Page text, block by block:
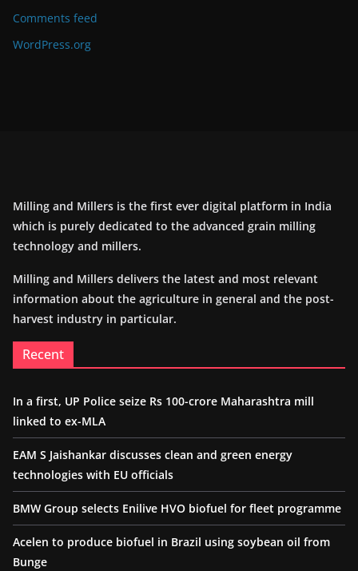
Comments feed
WordPress.org
Milling and Millers is the first ever digital platform in India
which is purely dedicated to the advanced grain milling
technology and millers.
Milling and Millers delivers the latest and most relevant
information about the agriculture in general and the post-
harvest industry in particular.
Recent
In a first, UP Police seize Rs 100-crore Maharashtra mill
linked to ex-MLA
EAM S Jaishankar discusses clean and green energy
technologies with EU officials
BMW Group selects Enilive HVO biofuel for fleet programme
Acelen to produce biofuel in Brazil using soybean oil from
Bunge